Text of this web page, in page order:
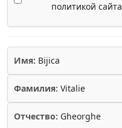
политикой сайта
Имя: Bijica
Фамилия: Vitalie
Отчество: Gheorghe